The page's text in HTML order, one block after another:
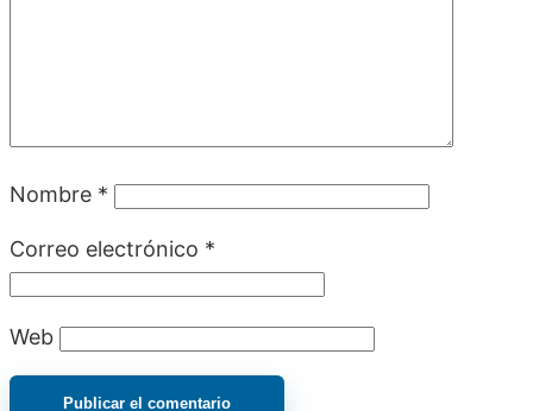
Nombre *
Correo electrónico *
Web